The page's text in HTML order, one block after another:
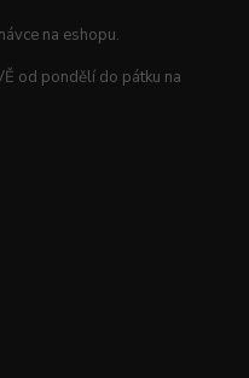
na eshopu.
od pondělí do pátku na